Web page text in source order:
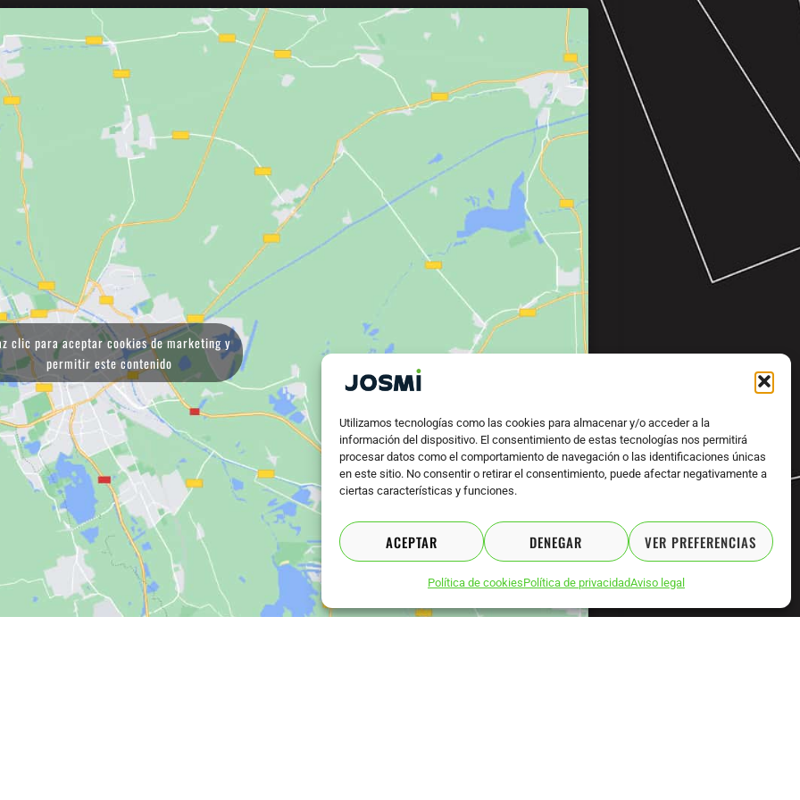
Utilizamos tecnologías como las cookies para almacenar y/o acceder a la
información del dispositivo. El consentimiento de estas tecnologías nos permitirá
procesar datos como el comportamiento de navegación o las identificaciones únicas
en este sitio. No consentir o retirar el consentimiento, puede afectar negativamente a
ciertas características y funciones.
ACEPTAR DENEGAR VER PREFERENCIAS
Política de cookiesPolítica de privacidadAviso legal
clic para aceptar cookies de marketing y
permitir este contenido